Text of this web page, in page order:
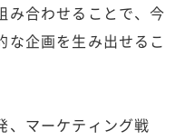
み合わせることで、今
な企画を生み出せるこ
マーケティング戦